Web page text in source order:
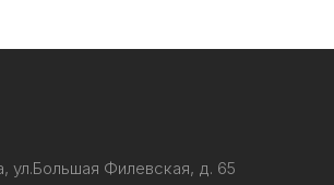
ул.Большая Филевская, д. 65